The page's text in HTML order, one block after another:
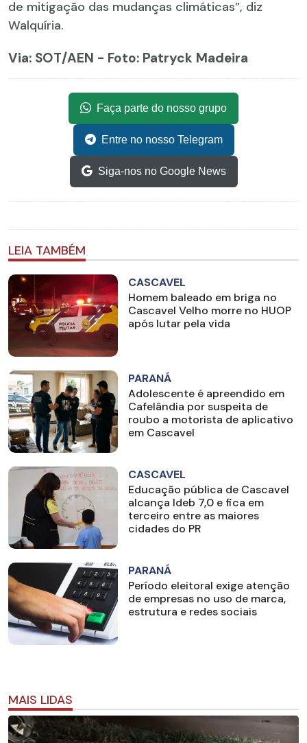
de mitigação das mudanças climáticas”, diz
Walquíria.
Via: SOT/AEN - Foto: Patryck Madeira
Faça parte do nosso grupo
Entre no nosso Telegram
Siga-nos no Google News
LEIA TAMBÉM
CASCAVEL
Homem baleado em briga no
Cascavel Velho morre no HUOP
após lutar pela vida
PARANÁ
Adolescente é apreendido em
Cafelândia por suspeita de
roubo a motorista de aplicativo
em Cascavel
CASCAVEL
Educação pública de Cascavel
alcança Ideb 7,0 e fica em
terceiro entre as maiores
cidades do PR
PARANÁ
Período eleitoral exige atenção
de empresas no uso de marca,
estrutura e redes sociais
MAIS LIDAS